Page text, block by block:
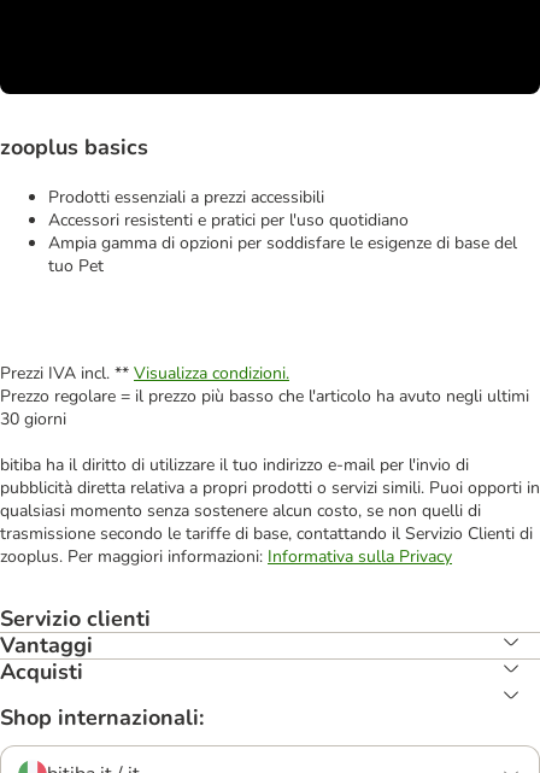
zooplus basics
Prodotti essenziali a prezzi accessibili
Accessori resistenti e pratici per l'uso quotidiano
Ampia gamma di opzioni per soddisfare le esigenze di base del
tuo Pet
Prezzi IVA incl. ** Visualizza condizioni.
Prezzo regolare = il prezzo più basso che l'articolo ha avuto negli ultimi
30 giorni
bitiba ha il diritto di utilizzare il tuo indirizzo e-mail per l'invio di
pubblicità diretta relativa a propri prodotti o servizi simili. Puoi opporti in
qualsiasi momento senza sostenere alcun costo, se non quelli di
trasmissione secondo le tariffe di base, contattando il Servizio Clienti di
zooplus. Per maggiori informazioni: Informativa sulla Privacy
Servizio clienti
Vantaggi
Acquisti
Shop internazionali: